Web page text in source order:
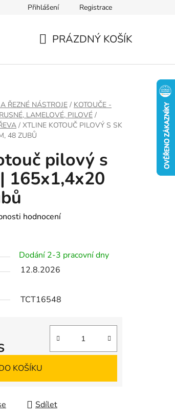
Přihlášení Registrace
PRÁZDNÝ KOŠÍK
ŘEZNÉ NÁSTROJE / KOTOUČE -
LAMELOVÉ, PILOVÉ /
/ XTLINE KOTOUČ PILOVÝ S SK
48 ZUBŮ
pilový s
165x1,4x20
hodnocení
Dodání 2-3 pracovní dny
12.8.2026
TCT16548
KOŠÍKU
Sdílet